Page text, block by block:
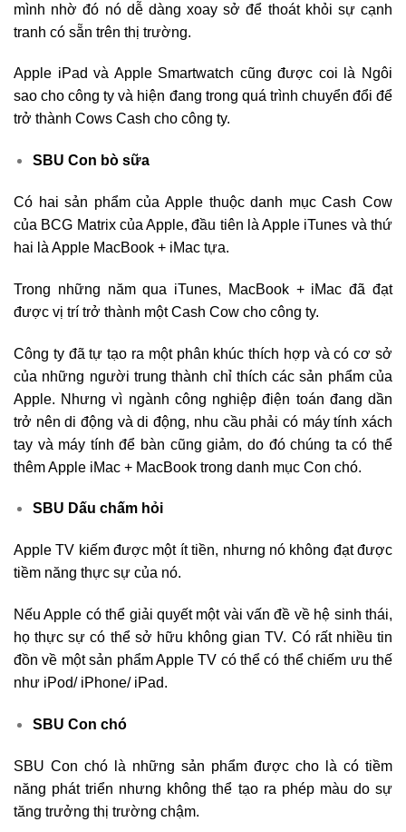
mình nhờ đó nó dễ dàng xoay sở để thoát khỏi sự cạnh
tranh có sẵn trên thị trường.
Apple iPad và Apple Smartwatch cũng được coi là Ngôi
sao cho công ty và hiện đang trong quá trình chuyển đổi để
trở thành Cows Cash cho công ty.
SBU Con bò sữa
Có hai sản phẩm của Apple thuộc danh mục Cash Cow
của BCG Matrix của Apple, đầu tiên là Apple iTunes và thứ
hai là Apple MacBook + iMac tựa.
Trong những năm qua iTunes, MacBook + iMac đã đạt
được vị trí trở thành một Cash Cow cho công ty.
Công ty đã tự tạo ra một phân khúc thích hợp và có cơ sở
của những người trung thành chỉ thích các sản phẩm của
Apple. Nhưng vì ngành công nghiệp điện toán đang dần
trở nên di động và di động, nhu cầu phải có máy tính xách
tay và máy tính để bàn cũng giảm, do đó chúng ta có thể
thêm Apple iMac + MacBook trong danh mục Con chó.
SBU Dấu chấm hỏi
Apple TV kiếm được một ít tiền, nhưng nó không đạt được
tiềm năng thực sự của nó.
Nếu Apple có thể giải quyết một vài vấn đề về hệ sinh thái,
họ thực sự có thể sở hữu không gian TV. Có rất nhiều tin
đồn về một sản phẩm Apple TV có thể có thể chiếm ưu thế
như iPod/ iPhone/ iPad.
SBU Con chó
SBU Con chó là những sản phẩm được cho là có tiềm
năng phát triển nhưng không thể tạo ra phép màu do sự
tăng trưởng thị trường chậm.